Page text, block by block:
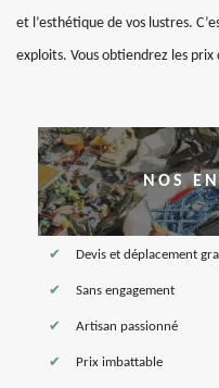
et l’esthétique de vos lustres.
exploits. Vous obtiendrez les prix
NOS
Devis et déplacement
Sans engagement
Artisan passionné
Prix imbattable